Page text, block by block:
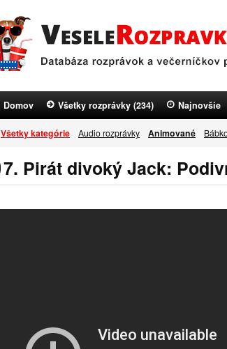
Domov Všetky rozprávky (234) Najnovšie
Všetky kategórie Audio rozprávky Animované
7. Pirát divoký Jack: